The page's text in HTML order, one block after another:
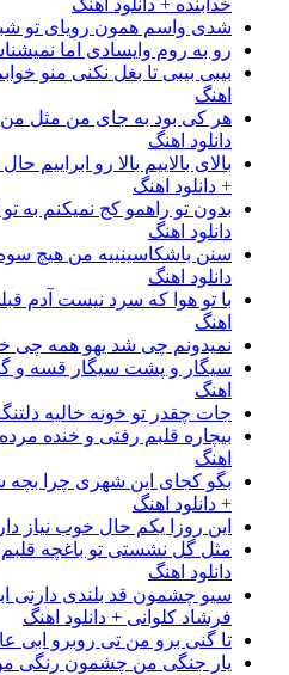
خدابنده + دانلود اهنگ
شدی واسم همون رویای تو
رو به روم وایسادی اما
بیبی بیبی تا بغل نکنی منو
اهنگ
هر کی بود به جای من مثل
دانلود اهنگ
بالای بالاییم بالا رو
+ دانلود اهنگ
بدون تو راهمو کج نمیکنم به
دانلود اهنگ
سنن باشکاسینییه من هیچ
دانلود اهنگ
با تو هوا که سرد نیست آدم
اهنگ
نمیدونم چی شد یهو همه چی
سیگار و پشت سیگار قسه و
اهنگ
جات چقدر تو خونه خالیه
بیچاره قلبم رفتی و خنده مرده
اهنگ
بگو کجای این شهری چرا بچه
+ دانلود اهنگ
این روزا یکم حال خوب نیاز
مثل گل نشستی تو باغچه
دانلود اهنگ
سیو چشمون قد بلندی دارنی
فرشاد کلوانی + دانلود اهنگ
تا گنی برو من تی روبرو ابی
یار جنگی من چشمون رنگی من